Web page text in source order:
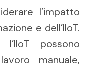
l’impatto
e dell’IIoT.
possono
manuale,